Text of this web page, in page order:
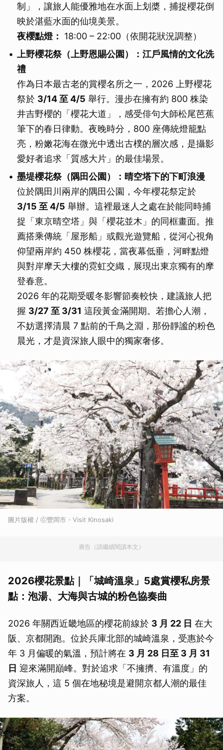
制」，讓旅人能優雅地在水面上划槳，捕捉櫻花倒
映於湛藍水面的仙境美景。
夜櫻點燈：
18:00 – 22:00（依開花狀況調整）
上野櫻花祭（上野恩賜公園）：江戶風情的文化洗
禮
作為日本最古老的賞櫻名所之一，2026 上野櫻花
祭於 3/14 至 4/5 舉行。漫步在擁有約 800 株染
井吉野櫻的「櫻花大道」，感受俳句大師松尾芭蕉
筆下的春日律動。夜晚時分，800 座傳統燈籠點
亮，粉嫩花海在微光中透出古樸的層次感，是攝影
愛好者追求「質感大片」的最佳場景。
墨堤櫻花祭（隅田公園）：晴空塔下的下町浪漫
位於隅田川兩岸的隅田公園，今年櫻花祭定於
3/15 至 4/5 舉辦。這裡最迷人之處在於能同時捕
捉「東京晴空塔」與「櫻花並木」的同框畫面。推
薦搭乘傳統「屋形船」或觀光遊覽船，從河心視角
仰望兩岸約 450 株櫻花，當夜幕低垂，河畔點燈
與對岸摩天大樓的霓虹交織，展現出東京獨有的摩
登春意。
2026 年的花期受暖冬影響節奏較快，建議旅人把
握 3/27 至 3/31 這段黃金滿開期。若擔心人潮，
不妨選擇清晨 7 點前的千鳥之淵，那份靜謐的粉色
晨光，才是資深旅人眼中的獨家奢侈。
圖片版權 / ⓒ豐岡市・Visit Kinosaki
廣告（請繼續閱讀本文）
2026櫻花景點｜「城崎溫泉」5處賞櫻私房景
點：泡湯、大海與古城的粉色協奏曲
2026 年關西近畿地區的櫻花前線於 3 月 22 日 在大
阪、京都開跑。位於兵庫北部的城崎溫泉，受惠於今
年 3 月偏暖的氣溫，預計將在 3 月 28 日至 3 月 31
日 迎來滿開巔峰。對於追求「不擁擠、有溫度」的
資深旅人，這 5 個在地秘境是避開京都人潮的最佳
方案。